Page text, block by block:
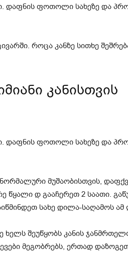
როცა კანზე სითხე
კანისთვის
ნორმალური მუშაობისთვის,
წყალი დ გააჩერეთ 2 საათი.
სახე დილა-საღამოს
შეუწყობს კანის
მეგობრებს, ერთად